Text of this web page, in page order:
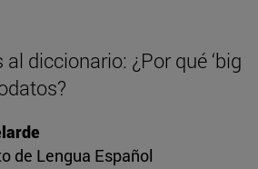
diccionario: ¿Por qué ‘big
de Lengua Español